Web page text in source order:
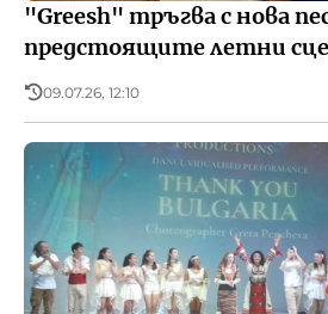
"Greesh" тръгва с нова
предстоящите летни
09.07.26, 12:10